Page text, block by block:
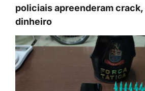
policiais apreenderam crack,
dinheiro